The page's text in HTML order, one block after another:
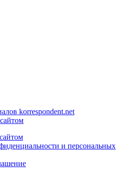
korrespondent.net
и персональных